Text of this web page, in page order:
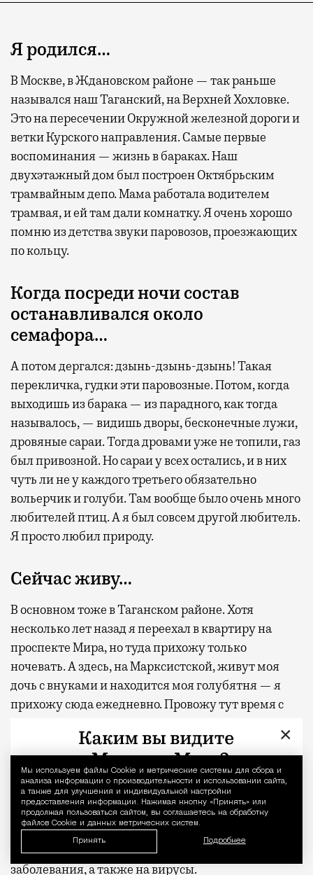
Уведомление
Мы используем файлы Сookie и метрические системы для сбора и
анализа информации о производительности и использовании сайта,
а также для улучшения и индивидуальной настройки
предоставления информации. Нажимая кнопку «Принять» или
продолжая пользоваться сайтом, вы соглашаетесь на обработку
файлов Cookie и данных метрических систем.
Принять Подробнее
Современный путешественник часто берет
с собой не только чемодан, но и ноутбук.
А ожидание рейса все чаще превращается
не в потерянное время, а в возможность
спокойно закончить дела или спланировать
активности в путешествии, например
забронировать нужные билеты и рестораны.
Бизнес-зал становится местом, где можно
провести переговоры, поработать или просто
выпить кофе, наблюдая сквозь панорамные
самолеты. В Москве нет недостатка
в лаунжах. В аэропортах их обычно
несколько — в разных зонах воздушных
гаваней. На некоторых вокзалах — тоже.
Лаунжи доступны на Ленинградском,
Павелецком, Казанском, Ярославском
и Курском вокзалах.Попасть в бизнес-залы
могут держатели карт Mir Supreme. Причем
не только в столице. Всего доступно более
1000 бизнес-залов по всему миру.
Я родился…
В Москве, в Ждановском районе — так раньше
назывался наш Таганский, на Верхней Хохловке.
Это на пересечении Окружной железной дороги и
ветки Курского направления. Самые первые
воспоминания — жизнь в бараках. Наш
двухэтажный дом был построен Октябрьским
трамвайным депо. Мама работала водителем
трамвая, и ей там дали комнатку. Я очень хорошо
помню из детства звуки паровозов, проезжающих
по кольцу.
Когда посреди ночи состав
останавливался около
семафора…
А потом дергался: дзынь-дзынь-дзынь! Такая
перекличка, гудки эти паровозные. Потом, когда
выходишь из барака — из парадного, как тогда
называлось, — видишь дворы, бесконечные лужи,
дровяные сараи. Тогда дровами уже не топили, газ
был привозной. Но сараи у всех остались, и в них
чуть ли не у каждого третьего обязательно
вольерчик и голуби. Там вообще было очень много
любителей птиц. А я был совсем другой любитель.
Я просто любил природу.
Сейчас живу…
В основном тоже в Таганском районе. Хотя
несколько лет назад я переехал в квартиру на
проспекте Мира, но туда прихожу только
ночевать. А здесь, на Марксистской, живут моя
дочь с внуками и находится моя голубятня — я
прихожу сюда ежедневно. Провожу тут время с
Моя голубятня стоит на этой крыше с 1992 года. Я
целый день кручусь здесь с птицами и внуками.
Слежу за чердаком, делаю уборку. За голубями у
меня приглядывают ветеринары. Они приезжают
практически каждый месяц, берут помет на
анализ и проверяют птиц на бактериологические
заболевания, а также на вирусы.
×